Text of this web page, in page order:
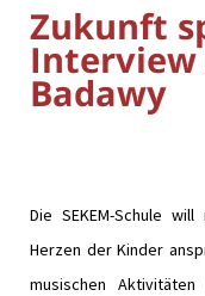
SPENDEN KONTAKT
Zukunft
Interview
Badawy
Die SEKEM-Schule
Herzen der Kinder
musischen